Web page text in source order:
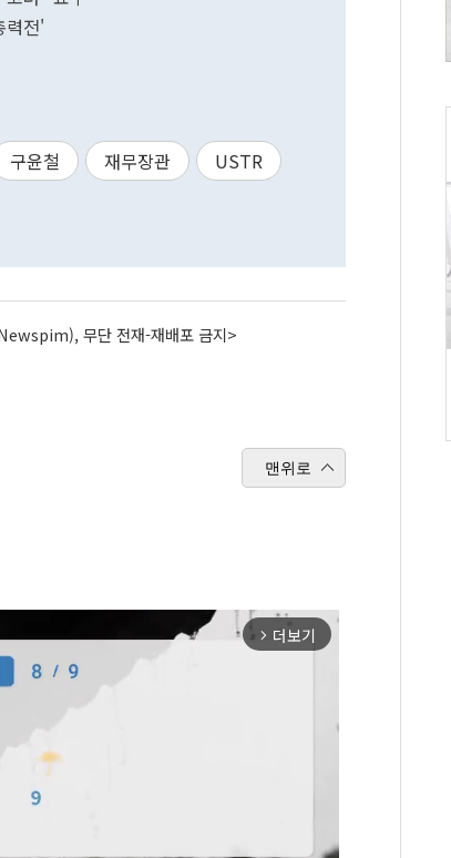
력전'
구윤철 재무장관
USTR
무단 전재-재배포 금지>
맨위로
arrow_forward_ios 더보기